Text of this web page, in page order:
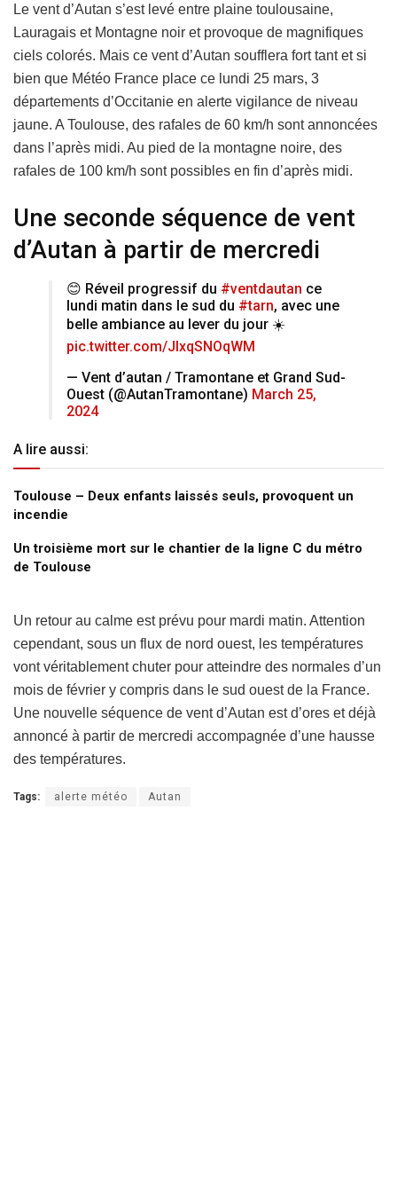
Le vent d’Autan s’est levé entre plaine toulousaine,
Lauragais et Montagne noir et provoque de magnifiques
ciels colorés. Mais ce vent d’Autan soufflera fort tant et si
bien que Météo France place ce lundi 25 mars, 3
départements d’Occitanie en alerte vigilance de niveau
jaune. A Toulouse, des rafales de 60 km/h sont annoncées
dans l’après midi. Au pied de la montagne noire, des
rafales de 100 km/h sont possibles en fin d’après midi.
Une seconde séquence de vent
d’Autan à partir de mercredi
😊 Réveil progressif du #ventdautan ce
lundi matin dans le sud du #tarn, avec une
belle ambiance au lever du jour ☀️
pic.twitter.com/JIxqSNOqWM
— Vent d’autan / Tramontane et Grand Sud-
Ouest (@AutanTramontane) March 25,
2024
A lire aussi:
Toulouse – Deux enfants laissés seuls, provoquent un
incendie
Un troisième mort sur le chantier de la ligne C du métro
de Toulouse
Un retour au calme est prévu pour mardi matin. Attention
cependant, sous un flux de nord ouest, les températures
vont véritablement chuter pour atteindre des normales d’un
mois de février y compris dans le sud ouest de la France.
Une nouvelle séquence de vent d’Autan est d’ores et déjà
annoncé à partir de mercredi accompagnée d’une hausse
des températures.
Tags: alerte météo Autan